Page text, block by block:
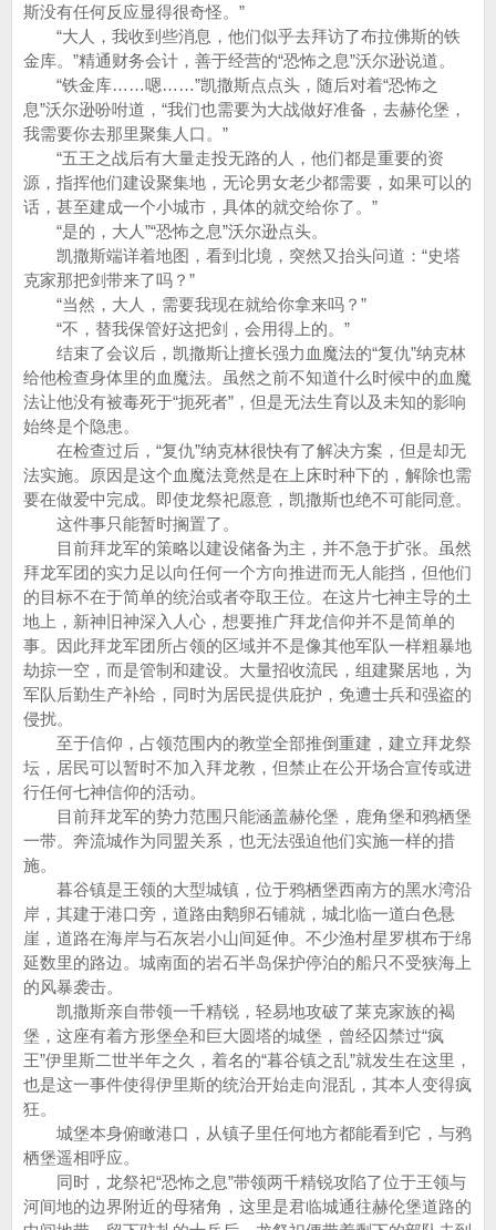
斯没有任何反应显得很奇怪。”
“大人，我收到些消息，他们似乎去拜访了布拉佛斯的铁
金库。”精通财务会计，善于经营的“恐怖之息”沃尔逊说道。
“铁金库……嗯……”凯撒斯点点头，随后对着“恐怖之
息”沃尔逊吩咐道，“我们也需要为大战做好准备，去赫伦堡，
我需要你去那里聚集人口。”
“五王之战后有大量走投无路的人，他们都是重要的资
源，指挥他们建设聚集地，无论男女老少都需要，如果可以的
话，甚至建成一个小城市，具体的就交给你了。”
“是的，大人”“恐怖之息”沃尔逊点头。
凯撒斯端详着地图，看到北境，突然又抬头问道：“史塔
克家那把剑带来了吗？”
“当然，大人，需要我现在就给你拿来吗？”
“不，替我保管好这把剑，会用得上的。”
结束了会议后，凯撒斯让擅长强力血魔法的“复仇”纳克林
给他检查身体里的血魔法。虽然之前不知道什么时候中的血魔
法让他没有被毒死于“扼死者”，但是无法生育以及未知的影响
始终是个隐患。
在检查过后，“复仇”纳克林很快有了解决方案，但是却无
法实施。原因是这个血魔法竟然是在上床时种下的，解除也需
要在做爱中完成。即使龙祭祀愿意，凯撒斯也绝不可能同意。
这件事只能暂时搁置了。
目前拜龙军的策略以建设储备为主，并不急于扩张。虽然
拜龙军团的实力足以向任何一个方向推进而无人能挡，但他们
的目标不在于简单的统治或者夺取王位。在这片七神主导的土
地上，新神旧神深入人心，想要推广拜龙信仰并不是简单的
事。因此拜龙军团所占领的区域并不是像其他军队一样粗暴地
劫掠一空，而是管制和建设。大量招收流民，组建聚居地，为
军队后勤生产补给，同时为居民提供庇护，免遭士兵和强盗的
侵扰。
至于信仰，占领范围内的教堂全部推倒重建，建立拜龙祭
坛，居民可以暂时不加入拜龙教，但禁止在公开场合宣传或进
行任何七神信仰的活动。
目前拜龙军的势力范围只能涵盖赫伦堡，鹿角堡和鸦栖堡
一带。奔流城作为同盟关系，也无法强迫他们实施一样的措
施。
暮谷镇是王领的大型城镇，位于鸦栖堡西南方的黑水湾沿
岸，其建于港口旁，道路由鹅卵石铺就，城北临一道白色悬
崖，道路在海岸与石灰岩小山间延伸。不少渔村星罗棋布于绵
延数里的路边。城南面的岩石半岛保护停泊的船只不受狭海上
的风暴袭击。
凯撒斯亲自带领一千精锐，轻易地攻破了莱克家族的褐
堡，这座有着方形堡垒和巨大圆塔的城堡，曾经囚禁过“疯
王”伊里斯二世半年之久，着名的“暮谷镇之乱”就发生在这里，
也是这一事件使得伊里斯的统治开始走向混乱，其本人变得疯
狂。
城堡本身俯瞰港口，从镇子里任何地方都能看到它，与鸦
栖堡遥相呼应。
同时，龙祭祀“恐怖之息”带领两千精锐攻陷了位于王领与
河间地的边界附近的母猪角，这里是君临城通往赫伦堡道路的